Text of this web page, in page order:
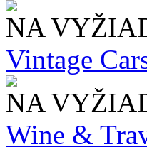
NA
Vintage
NA
Wine &